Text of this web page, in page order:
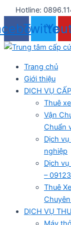
Nhảy
tới
nội
dung
Hotline:
Twitter
Trang chủ
Giới thiệu
DỊCH VỤ
Thuê
Vận
Chuẩn
Dịch
nghiệp
Dịch
–
Thuê
DỊCH VỤ